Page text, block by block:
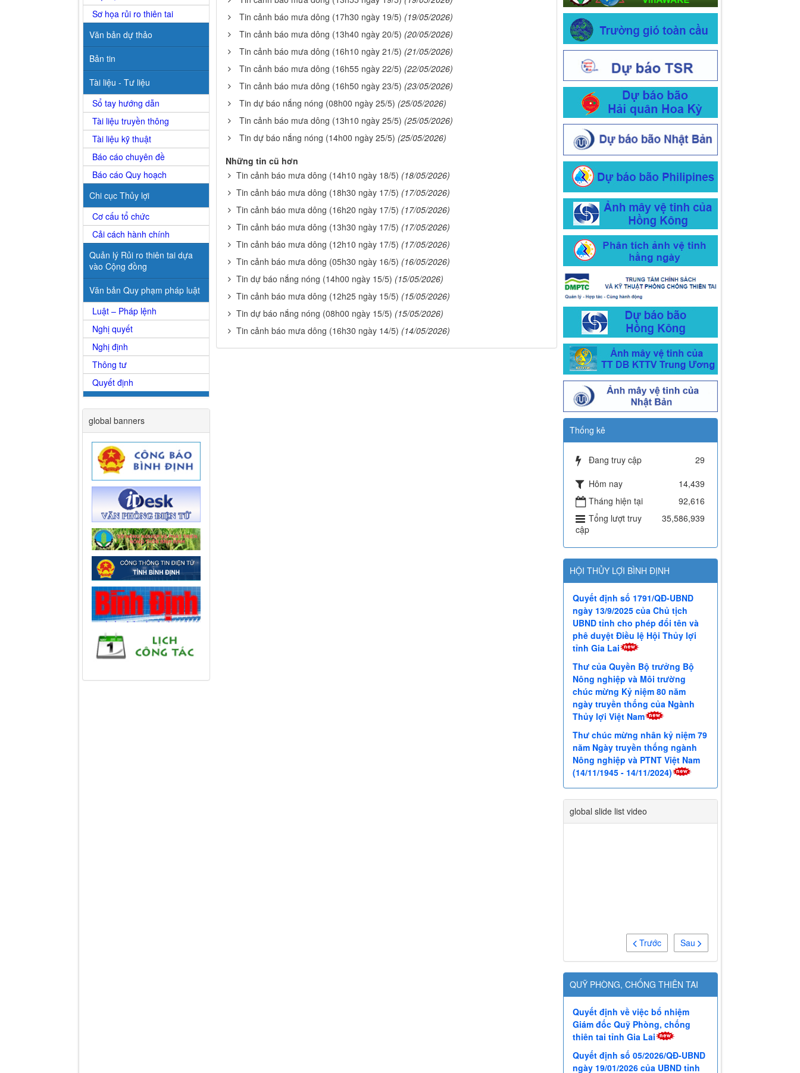
Tin cảnh báo mưa dông (17h30 ngày 19/5) (19/05/2026)
Tin cảnh báo mưa dông (13h40 ngày 20/5) (20/05/2026)
Tin cảnh báo mưa dông (16h10 ngày 21/5) (21/05/2026)
Tin cảnh báo mưa dông (16h55 ngày 22/5) (22/05/2026)
Tin cảnh báo mưa dông (16h50 ngày 23/5) (23/05/2026)
Tin dự báo nắng nóng (08h00 ngày 25/5) (25/05/2026)
Tin cảnh báo mưa dông (13h10 ngày 25/5) (25/05/2026)
Tin dự báo nắng nóng (14h00 ngày 25/5) (25/05/2026)
Những tin cũ hơn
Tin cảnh báo mưa dông (14h10 ngày 18/5) (18/05/2026)
Tin cảnh báo mưa dông (18h30 ngày 17/5) (17/05/2026)
Tin cảnh báo mưa dông (16h20 ngày 17/5) (17/05/2026)
Tin cảnh báo mưa dông (13h30 ngày 17/5) (17/05/2026)
Tin cảnh báo mưa dông (12h10 ngày 17/5) (17/05/2026)
Tin cảnh báo mưa dông (05h30 ngày 16/5) (16/05/2026)
Tin dự báo nắng nóng (14h00 ngày 15/5) (15/05/2026)
Tin cảnh báo mưa dông (12h25 ngày 15/5) (15/05/2026)
Tin dự báo nắng nóng (08h00 ngày 15/5) (15/05/2026)
Tin cảnh báo mưa dông (16h30 ngày 14/5) (14/05/2026)
Thống kê
Đang truy cập
29
Hôm nay
14,439
Tháng hiện tại
92,616
Tổng lượt truy
cập
35,586,939
HỘI THỦY LỢI BÌNH ĐỊNH
Quyết định số 1791/QĐ-UBND
ngày 13/9/2025 của Chủ tịch
UBND tỉnh cho phép đổi tên và
phê duyệt Điều lệ Hội Thủy lợi
tỉnh Gia Lai
Thư của Quyền Bộ trưởng Bộ
Nông nghiệp và Môi trường
chúc mừng Kỷ niệm 80 năm
ngày truyền thống của Ngành
Thủy lợi Việt Nam
Thư chúc mừng nhân kỷ niệm 79
năm Ngày truyền thống ngành
Nông nghiệp và PTNT Việt Nam
(14/11/1945 - 14/11/2024)
global slide list video
Sau
Trước
QUỸ PHÒNG, CHỐNG THIÊN TAI
Quyết định về việc bổ nhiệm
Giám đốc Quỹ Phòng, chống
thiên tai tỉnh Gia Lai
Quyết định số 05/2026/QĐ-UBND
ngày 19/01/2026 của UBND tỉnh
Sơ họa rủi ro thiên tai
Văn bản dự thảo
Bản tin
Tài liệu - Tư liệu
Sổ tay hướng dẫn
Tài liệu truyền thông
Tài liệu kỹ thuật
Báo cáo chuyên đề
Báo cáo Quy hoạch
Chi cục Thủy lợi
Cơ cấu tổ chức
Cải cách hành chính
Quản lý Rủi ro thiên tai dựa
vào Cộng đồng
Văn bản Quy phạm pháp luật
Luật – Pháp lệnh
Nghị quyết
Nghị định
Thông tư
Quyết định
global banners